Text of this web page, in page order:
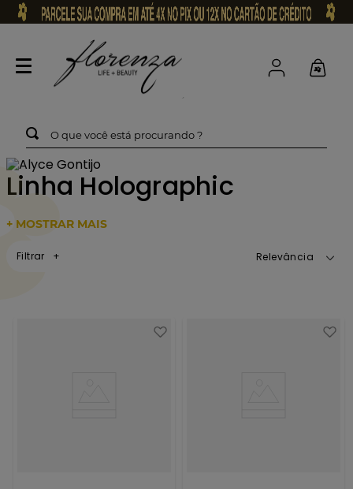
O que você está procurando ?
Linha Holographic
+ MOSTRAR MAIS
Filtrar Relevância